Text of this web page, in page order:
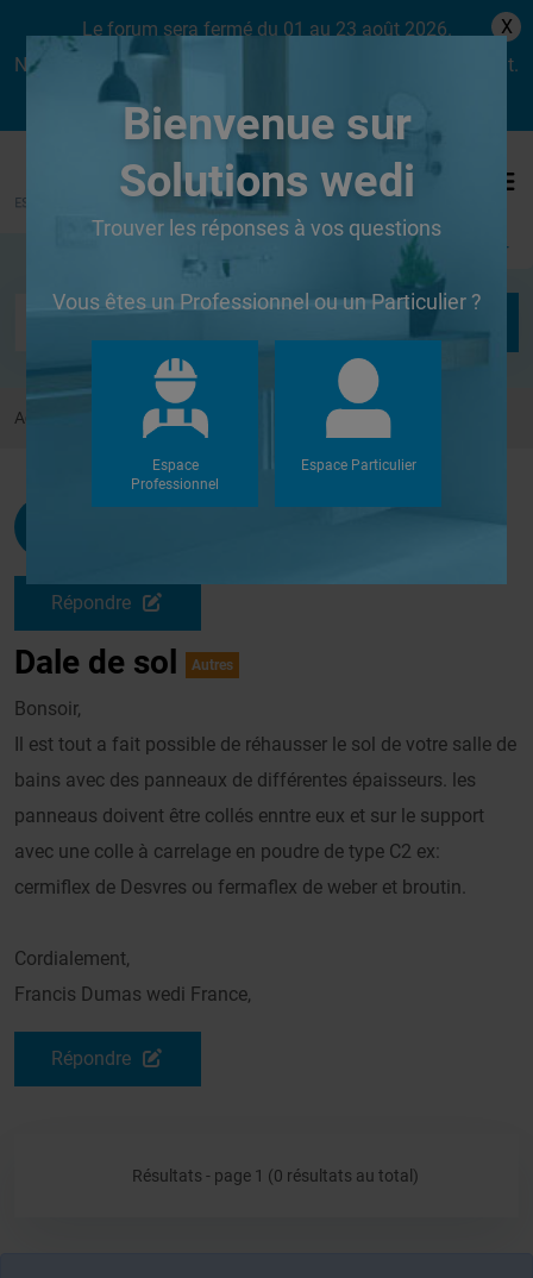
Le forum sera fermé du 01 au 23 août 2026.
Nous aurons le plaisir de vous retrouver dès le lundi 24 août.
X
Se connecter
Accueil Forums Autres Dale de sol
Administrateur
Répondre
Dale de sol Autres
Bonsoir,
Il est tout a fait possible de réhausser le sol de votre salle de
bains avec des panneaux de différentes épaisseurs. les
panneaus doivent être collés enntre eux et sur le support
avec une colle à carrelage en poudre de type C2 ex:
cermiflex de Desvres ou fermaflex de weber et broutin.
Cordialement,
Francis Dumas wedi France,
Répondre
Résultats - page 1 (0 résultats au total)
Bienvenue sur
Solutions wedi
Trouver les réponses à vos questions
Vous êtes un Professionnel ou un Particulier ?
Espace
Professionnel
Espace Particulier